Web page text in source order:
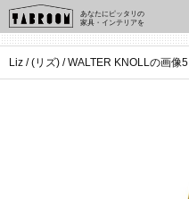
あなたにピッタリの
家具・インテリアを
Liz / (リズ) / WALTER KNOLLの画像5